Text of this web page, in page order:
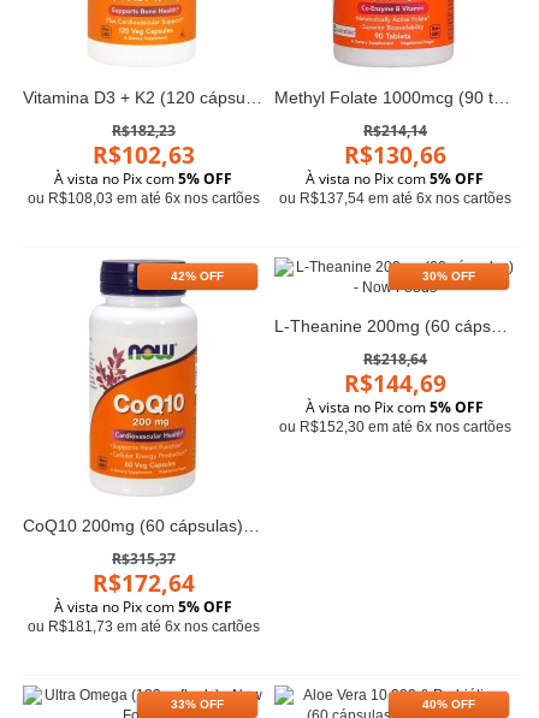
Vitamina D3 + K2 (120 cápsulas) - Now Foods
R$182,23
R$102,63
À vista no Pix com5% OFF
ou R$108,03 em até 6x nos cartões
Methyl Folate 1000mcg (90 tabletes) - Now Foods
R$214,14
R$130,66
À vista no Pix com5% OFF
ou R$137,54 em até 6x nos cartões
42% OFF
CoQ10 200mg (60 cápsulas) - Now Foods
R$315,37
R$172,64
À vista no Pix com5% OFF
ou R$181,73 em até 6x nos cartões
30% OFF
L-Theanine 200mg (60 cápsulas) - Now Foods
R$218,64
R$144,69
À vista no Pix com5% OFF
ou R$152,30 em até 6x nos cartões
33% OFF 40% OFF